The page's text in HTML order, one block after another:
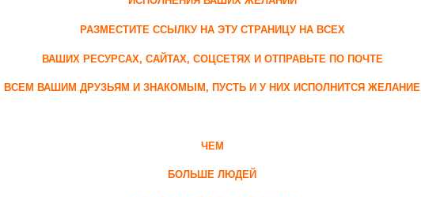
РАЗМЕСТИТЕ ССЫЛКУ НА ЭТУ СТРАНИЦУ НА ВСЕХ
ВАШИХ РЕСУРСАХ, САЙТАХ, СОЦСЕТЯХ И ОТПРАВЬТЕ ПО ПОЧТЕ
ВСЕМ ВАШИМ ДРУЗЬЯМ И ЗНАКОМЫМ, ПУСТЬ И У НИХ ИСПОЛНИТСЯ ЖЕЛАНИЕ
ЧЕМ
БОЛЬШЕ ЛЮДЕЙ